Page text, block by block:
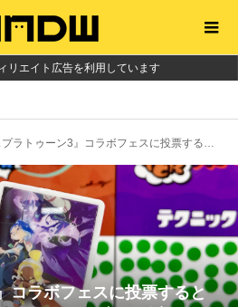
リエイト広告を利用しています
トゥーン3』コラボフェスに投票すると特製クリアカードがもらえる！ 一部量販店にてフェス投票所が設置
コラボフェスに投票すると